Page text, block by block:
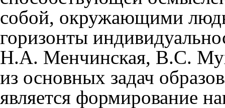
собой, окружающими
горизонты
H.A. Менчинская, B.C.
из основных задач
является формирование